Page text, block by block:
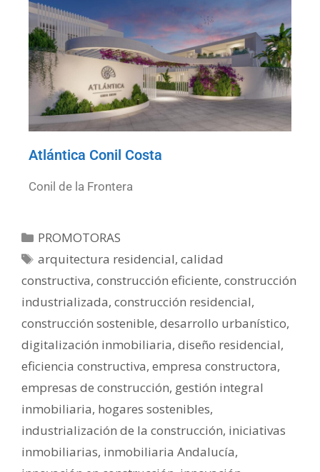
Atlántica Conil Costa
Conil de la Frontera
PROMOTORAS
arquitectura residencial,calidad
constructiva, construcción eficiente, construcción
industrializada, construcción residencial,
construcción sostenible, desarrollo urbanístico,
digitalización inmobiliaria, diseño residencial,
eficiencia constructiva, empresa constructora,
empresas de construcción, gestión integral
inmobiliaria, hogares sostenibles,
industrialización de la construcción, iniciativas
inmobiliarias, inmobiliaria Andalucía,